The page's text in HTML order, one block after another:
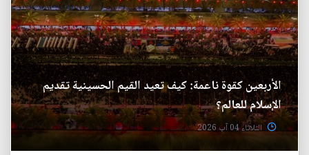
الأربعين كقوة ناعمة: كيف تعيد القيم الحسينية تقديم
الإسلام للعالم؟
الثلاثاء 04 آب 2026